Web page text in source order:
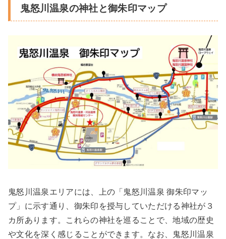
鬼怒川温泉の神社と御朱印マップ
鬼怒川温泉エリアには、上の「鬼怒川温泉 御朱印マッ
プ」に示す通り、御朱印を授与していただける神社が３
カ所あります。これらの神社を巡ることで、地域の歴史
や文化を深く感じることができます。なお、鬼怒川温泉